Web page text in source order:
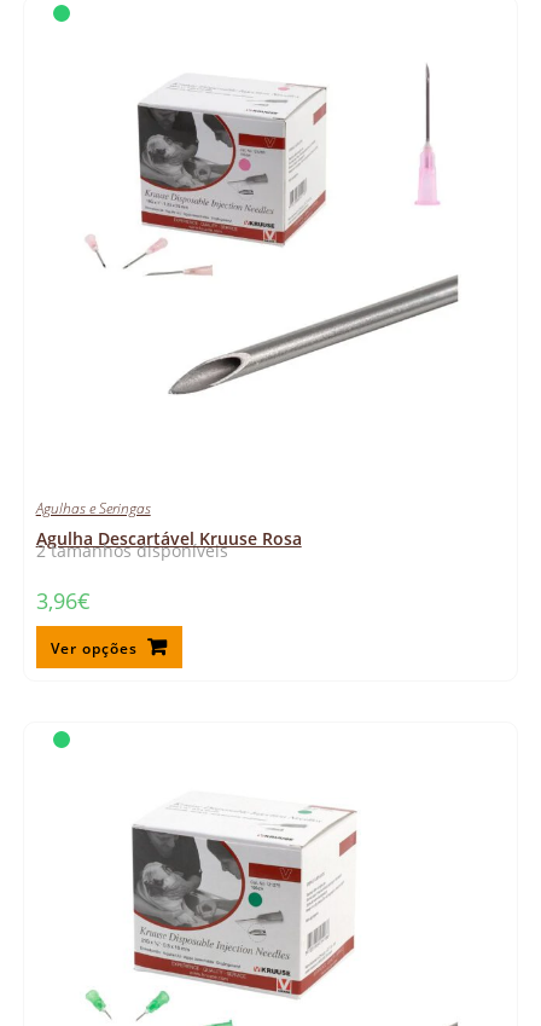
2 tamanhos disponíveis
Agulhas e Seringas
Agulha Descartável Kruuse Rosa
3,96€
Ver opções